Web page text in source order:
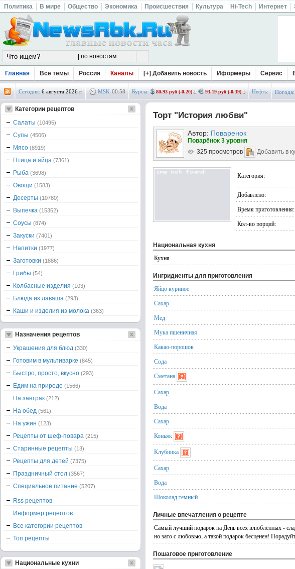
Политика В мире Общество Экономика Происшествия Культура Hi-Tech Интернет
Главная Все темы Россия Каналы [+] Добавить новость Иформеры Сервис
Сегодня: 6 августа 2026 г. MSK 00:58 Курсы: 80.93 руб (-0.20) 93.19 руб (-0.39) Нефть: Погода:
Торт "История любви"
Автор: Поваренок
Поварёнок 3 уровня
325 просмотров
Добавить в
Категория:
Добавлено:
Время приготовления:
Кол-во порций:
Национальная кухня
Кухня
Ингридиенты для приготовления
Яйцо куриное
Сахар
Мед
Мука пшеничная
Какао-порошок
Сода
Сметана
Сахар
Вода
Сахар
Коньяк
Клубника
Сахар
Вода
Шоколад темный
Личные впечатления о рецепте
Самый лучший подарок на День всех влюблённых -
но зато с любовью, а такой подарок бесценен!
Пошаговое приготовление
Категории рецептов
Салаты (10495)
Супы (4506)
Мясо (8919)
Птица и яйца (7361)
Рыба (3698)
Овощи (1583)
Десерты (10780)
Выпечка (15352)
Соусы (874)
Закуски (7401)
Напитки (1977)
Заготовки (1886)
Грибы (54)
Колбасные изделия (103)
Блюда из лаваша (293)
Каши и изделия из молока (363)
Назначения рецептов
Украшения для блюд (330)
Готовим в мультиварке (845)
Быстро, просто, вкусно (293)
Едим на природе (1566)
На завтрак (212)
На обед (561)
На ужин (123)
Рецепты от шеф-повара (215)
Старинные рецепты (13)
Рецепты для детей (7375)
Праздничный стол (3567)
Специальное питание (5207)
Rss рецептов
Информер рецептов
Все категории рецептов
Топ рецепты
Национальные кухни